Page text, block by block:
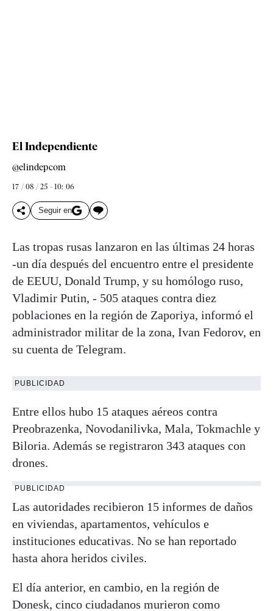
El Independiente
@elindepcom
17 / 08 / 25 - 10: 06
Seguir en
Las tropas rusas lanzaron en las últimas 24 horas
-un día después del encuentro entre el presidente
de EEUU, Donald Trump, y su homólogo ruso,
Vladimir Putin, - 505 ataques contra diez
poblaciones en la región de Zaporiya, informó el
administrador militar de la zona, Ivan Fedorov, en
su cuenta de Telegram.
PUBLICIDAD
Entre ellos hubo 15 ataques aéreos contra
Preobrazenka, Novodanilivka, Mala, Tokmachle y
Biloria. Además se registraron 343 ataques con
drones.
PUBLICIDAD
Las autoridades recibieron 15 informes de daños
en viviendas, apartamentos, vehículos e
instituciones educativas. No se han reportado
hasta ahora heridos civiles.
El día anterior, en cambio, en la región de
Donesk, cinco ciudadanos murieron como